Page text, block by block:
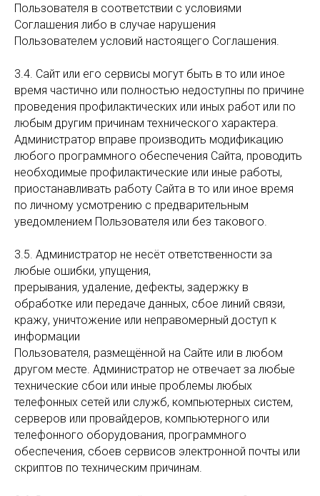
Пользователя в соответствии с условиями
Соглашения либо в случае нарушения
Пользователем условий настоящего Соглашения.
3.4. Сайт или его сервисы могут быть в то или иное
время частично или полностью недоступны по причине
проведения профилактических или иных работ или по
любым другим причинам технического характера.
Администратор вправе производить модификацию
любого программного обеспечения Сайта, проводить
необходимые профилактические или иные работы,
приостанавливать работу Сайта в то или иное время
по личному усмотрению с предварительным
уведомлением Пользователя или без такового.
3.5. Администратор не несёт ответственности за
любые ошибки, упущения,
прерывания, удаление, дефекты, задержку в
обработке или передаче данных, сбое линий связи,
кражу, уничтожение или неправомерный доступ к
информации
Пользователя, размещённой на Сайте или в любом
другом месте. Администратор не отвечает за любые
технические сбои или иные проблемы любых
телефонных сетей или служб, компьютерных систем,
серверов или провайдеров, компьютерного или
телефонного оборудования, программного
обеспечения, сбоев сервисов электронной почты или
скриптов по техническим причинам.